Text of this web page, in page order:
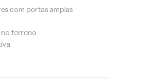
com portas amplas
no terreno